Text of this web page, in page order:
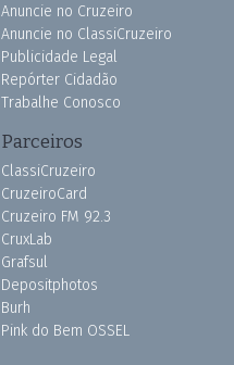
Anuncie no Cruzeiro
Anuncie no ClassiCruzeiro
Publicidade Legal
Repórter Cidadão
Trabalhe Conosco
Parceiros
ClassiCruzeiro
CruzeiroCard
Cruzeiro FM 92.3
CruxLab
Grafsul
Depositphotos
Burh
Pink do Bem OSSEL